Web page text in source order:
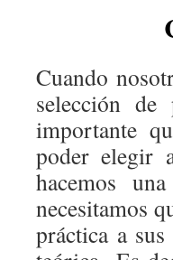
Cuando
selección de
importante
poder elegir
hacemos
necesitamos
práctica a